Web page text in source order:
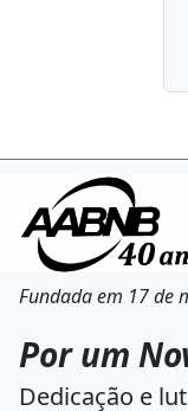
Fundada em 17 de
Por um
Dedicação e